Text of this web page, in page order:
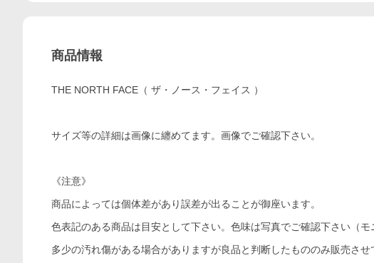
商品情報
THE NORTH FACE（ ザ・ノース・フェイス ）
サイズ等の詳細は画像に纏めてます。画像でご確認下さい。
《注意》
商品によっては個体差があり誤差が出ることが御座います。
色表記のある商品は目安として下さい。色味は写真でご確認下さい（
多少の汚れ傷がある場合がありますが良品と判断したもののみ販売させ